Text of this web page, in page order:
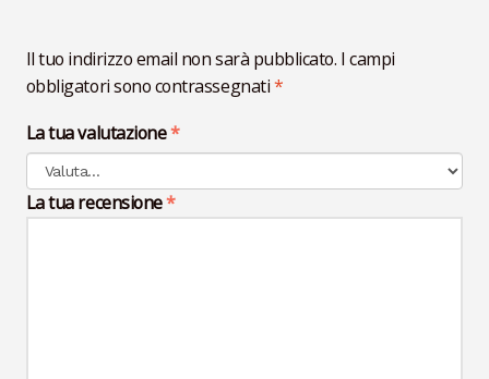
Il tuo indirizzo email non sarà pubblicato. I campi
obbligatori sono contrassegnati*
La tua valutazione*
La tua recensione*